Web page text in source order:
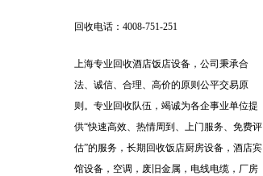
回收电话：4008-751-251
上海专业回收酒店饭店设备，公司秉承合
法、诚信、合理、高价的原则公平交易原
则。专业回收队伍，竭诚为各企事业单位提
供“快速高效、热情周到、上门服务、免费评
估”的服务，长期回收饭店厨房设备，酒店宾
馆设备，空调，废旧金属，电线电缆，厂房